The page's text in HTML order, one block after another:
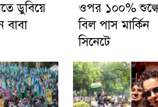
ডুবিয়ে
বাবা
ওপর ১০০%
বিল পাস মার্কিন
সিনেটে